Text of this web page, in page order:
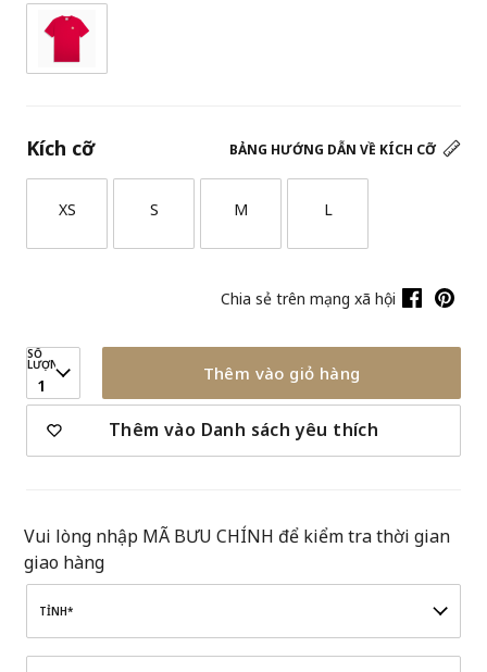
BẢNG HƯỚNG DẪN VỀ KÍCH CỠ
Kích cỡ
XS S M L
Chia sẻ trên mạng xã hội
SỐ
LƯỢNG
1
Thêm vào giỏ hàng
Thêm vào Danh sách yêu thích
Vui lòng nhập MÃ BƯU CHÍNH để kiểm tra thời gian
giao hàng
TỈNH*